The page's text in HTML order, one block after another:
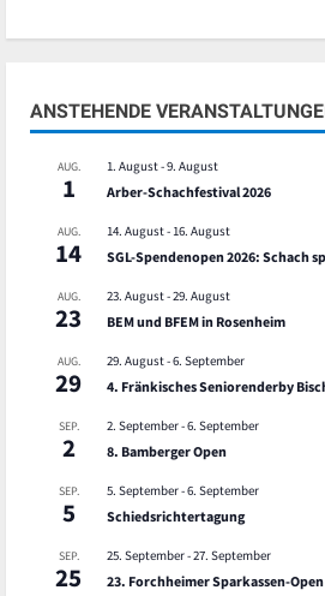
ANSTEHENDE
AUG.
1
1. August-9. August
Arber-Schachfestival 2026
AUG.
14
14. August- 16. August
SGL-Spendenopen 2026: Schach
AUG.
23
23. August-29. August
BEM und BFEM in Rosenheim
AUG.
29
29. August-6. September
4. Fränkisches Seniorenderby
SEP.
2
2. September-6. September
8. Bamberger Open
SEP.
5
5. September-6. September
Schiedsrichtertagung
SEP.
25
25. September-27. September
23. Forchheimer Sparkassen-Open